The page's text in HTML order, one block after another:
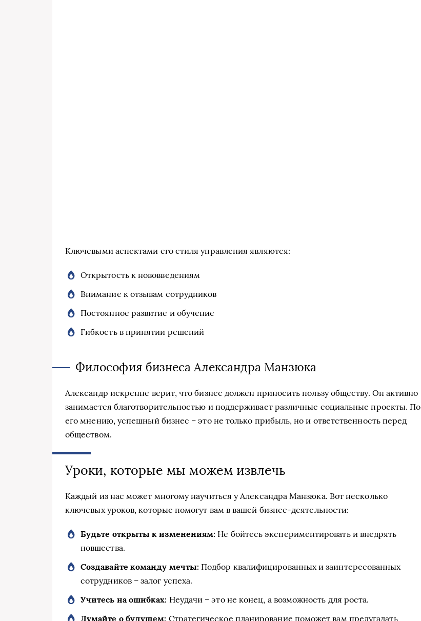
Ключевыми аспектами его стиля управления являются:
Открытость к нововведениям
Внимание к отзывам сотрудников
Постоянное развитие и обучение
Гибкость в принятии решений
Философия бизнеса Александра Манзюка
Александр искренне верит, что бизнес должен приносить пользу обществу. Он активно
занимается благотворительностью и поддерживает различные социальные проекты. По
его мнению, успешный бизнес – это не только прибыль, но и ответственность перед
обществом.
Уроки, которые мы можем извлечь
Каждый из нас может многому научиться у Александра Манзюка. Вот несколько
ключевых уроков, которые помогут вам в вашей бизнес-деятельности:
Будьте открыты к изменениям: Не бойтесь экспериментировать и внедрять
новшества.
Создавайте команду мечты: Подбор квалифицированных и заинтересованных
сотрудников – залог успеха.
Учитесь на ошибках: Неудачи – это не конец, а возможность для роста.
Думайте о будущем: Стратегическое планирование поможет вам предугадать